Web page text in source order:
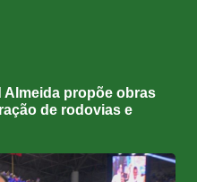
Almeida propõe obras
de rodovias e